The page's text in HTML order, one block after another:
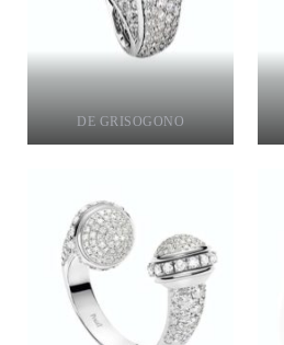
DE GRISOGONO